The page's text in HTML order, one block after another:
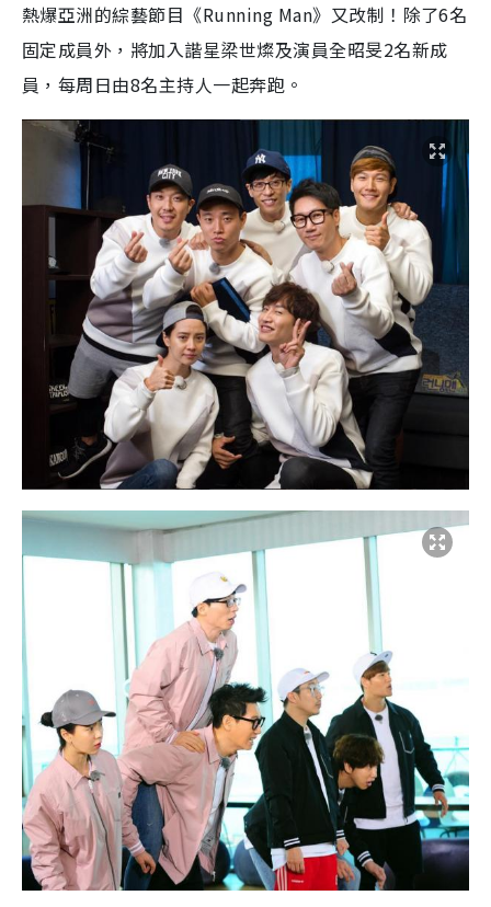
熱爆亞洲的綜藝節目 《Running Man》 又改制！ 除了6名
固定成員外，將加入諧星梁世燦及演員全昭旻2名新成
員，每周日由8名主持人一起奔跑。